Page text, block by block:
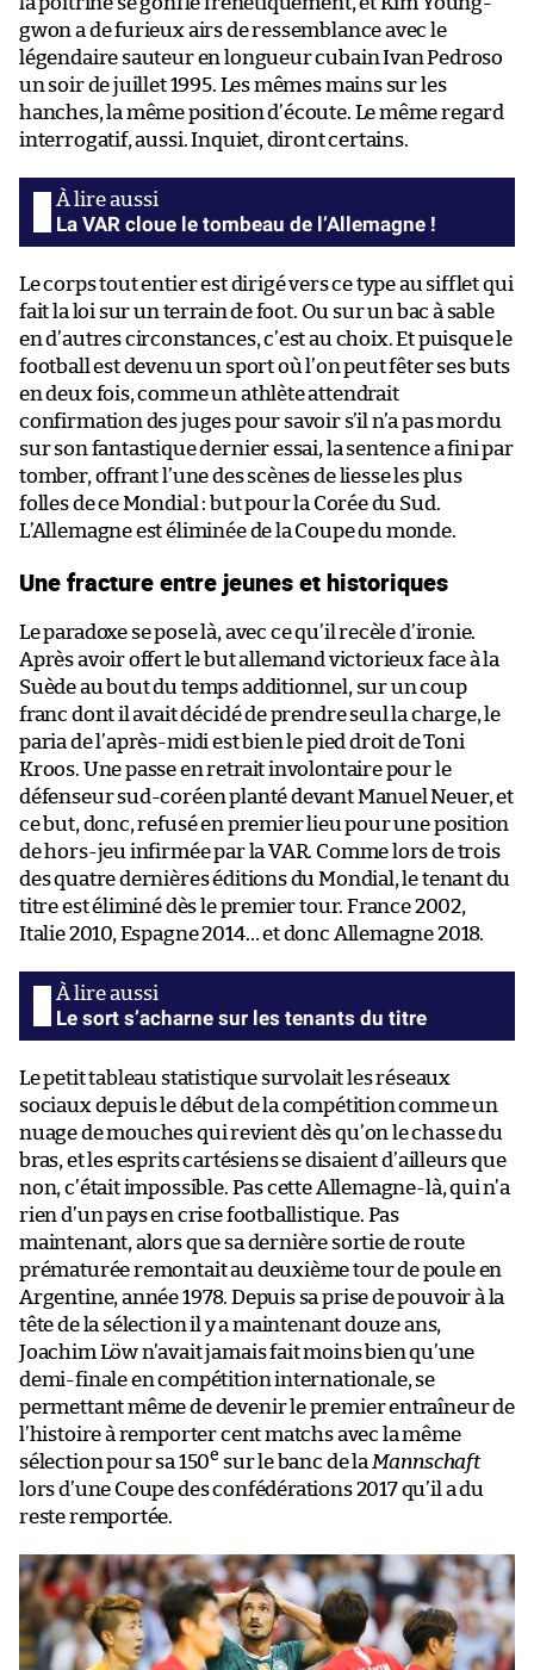
gwon a de furieux airs de ressemblance avec le
légendaire sauteur en longueur cubain Ivan Pedroso
un soir de juillet 1995. Les mêmes mains sur les
hanches, la même position d’écoute. Le même regard
interrogatif, aussi. Inquiet, diront certains.
La VAR cloue le tombeau de l’Allemagne !
Le corps tout entier est dirigé vers ce type au sifflet qui
fait la loi sur un terrain de foot. Ou sur un bac à sable
en d’autres circonstances, c’est au choix. Et puisque le
football est devenu un sport où l’on peut fêter ses buts
en deux fois, comme un athlète attendrait
confirmation des juges pour savoir s’il n’a pas mordu
sur son fantastique dernier essai, la sentence a fini par
tomber, offrant l’une des scènes de liesse les plus
folles de ce Mondial : but pour la Corée du Sud.
L’Allemagne est éliminée de la Coupe du monde.
Une fracture entre jeunes et historiques
Le paradoxe se pose là, avec ce qu’il recèle d’ironie.
Après avoir offert le but allemand victorieux face à la
Suède au bout du temps additionnel, sur un coup
franc dont il avait décidé de prendre seul la charge, le
paria de l’après-midi est bien le pied droit de Toni
Kroos. Une passe en retrait involontaire pour le
défenseur sud-coréen planté devant Manuel Neuer, et
ce but, donc, refusé en premier lieu pour une position
de hors-jeu infirmée par la VAR. Comme lors de trois
des quatre dernières éditions du Mondial, le tenant du
titre est éliminé dès le premier tour. France 2002,
Italie 2010, Espagne 2014… et donc Allemagne 2018.
Le sort s’acharne sur les tenants du titre
Le petit tableau statistique survolait les réseaux
sociaux depuis le début de la compétition comme un
nuage de mouches qui revient dès qu’on le chasse du
bras, et les esprits cartésiens se disaient d’ailleurs que
non, c’était impossible. Pas cette Allemagne-là, qui n’a
rien d’un pays en crise footballistique. Pas
maintenant, alors que sa dernière sortie de route
prématurée remontait au deuxième tour de poule en
Argentine, année 1978. Depuis sa prise de pouvoir à la
tête de la sélection il y a maintenant douze ans,
Joachim Löw n’avait jamais fait moins bien qu’une
demi-finale en compétition internationale, se
permettant même de devenir le premier entraîneur de
l’histoire à remporter cent matchs avec la même
sélection pour sa 150e sur le banc de la Mannschaft
lors d’une Coupe des confédérations 2017 qu’il a du
reste remportée.